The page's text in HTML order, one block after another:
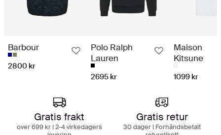
Barbour
2800 kr
Polo Ralph
Lauren
2695 kr
Maison
Kitsune
1099 kr
Gratis frakt
over 699 kr | 2-4 virkedagers
Gratis retur
30 dager | Forhåndsbetalt